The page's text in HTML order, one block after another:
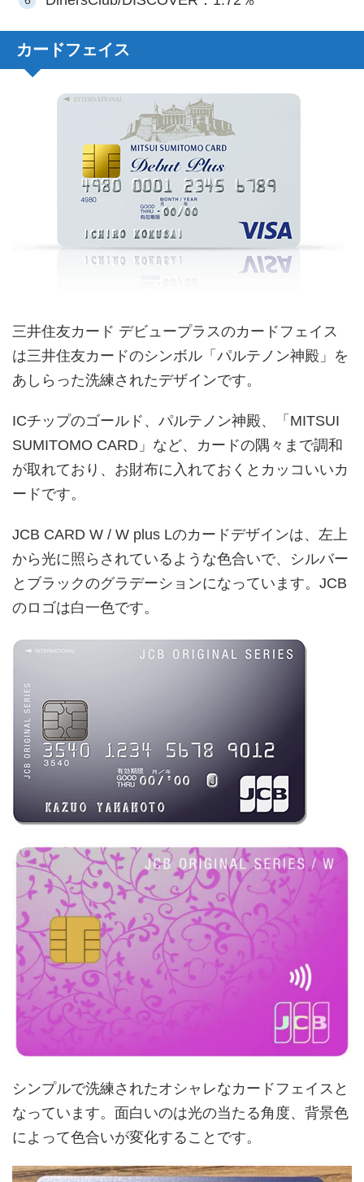
カードフェイス
三井住友カード デビュープラスのカードフェイス
は三井住友カードのシンボル「パルテノン神殿」を
あしらった洗練されたデザインです。
ICチップのゴールド、パルテノン神殿、「MITSUI
SUMITOMO CARD」など、カードの隅々まで調和
が取れており、お財布に入れておくとカッコいいカ
ードです。
JCB CARD W / W plus Lのカードデザインは、左上
から光に照らされているような色合いで、シルバー
とブラックのグラデーションになっています。JCB
のロゴは白一色です。
シンプルで洗練されたオシャレなカードフェイスと
なっています。面白いのは光の当たる角度、背景色
によって色合いが変化することです。